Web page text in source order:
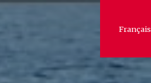
Français